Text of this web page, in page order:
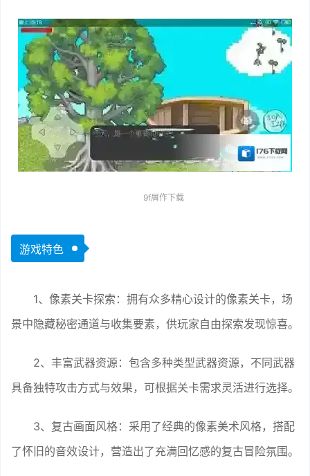
9f屑作下载
游戏特色
1、像素关卡探索：拥有众多精心设计的像素关卡，场
景中隐藏秘密通道与收集要素，供玩家自由探索发现惊喜。
2、丰富武器资源：包含多种类型武器资源，不同武器
具备独特攻击方式与效果，可根据关卡需求灵活进行选择。
3、复古画面风格：采用了经典的像素美术风格，搭配
了怀旧的音效设计，营造出了充满回忆感的复古冒险氛围。